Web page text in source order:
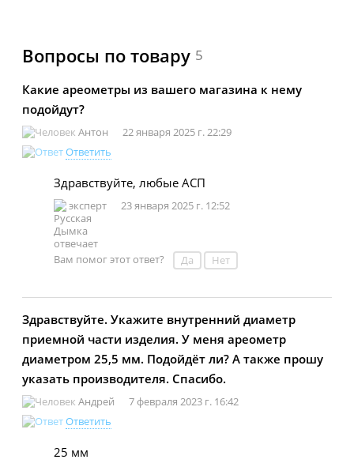
Вопросы по товару 5
Какие ареометры из вашего магазина к нему
подойдут?
Антон
22 января 2025 г. 22:29
Ответить
Здравствуйте, любые АСП
эксперт 23 января 2025 г. 12:52
Вам помог этот ответ? Да Нет
Здравствуйте. Укажите внутренний диаметр
приемной части изделия. У меня ареометр
диаметром 25,5 мм. Подойдёт ли? А также прошу
указать производителя. Спасибо.
Андрей
7 февраля 2023 г. 16:42
Ответить
25 мм